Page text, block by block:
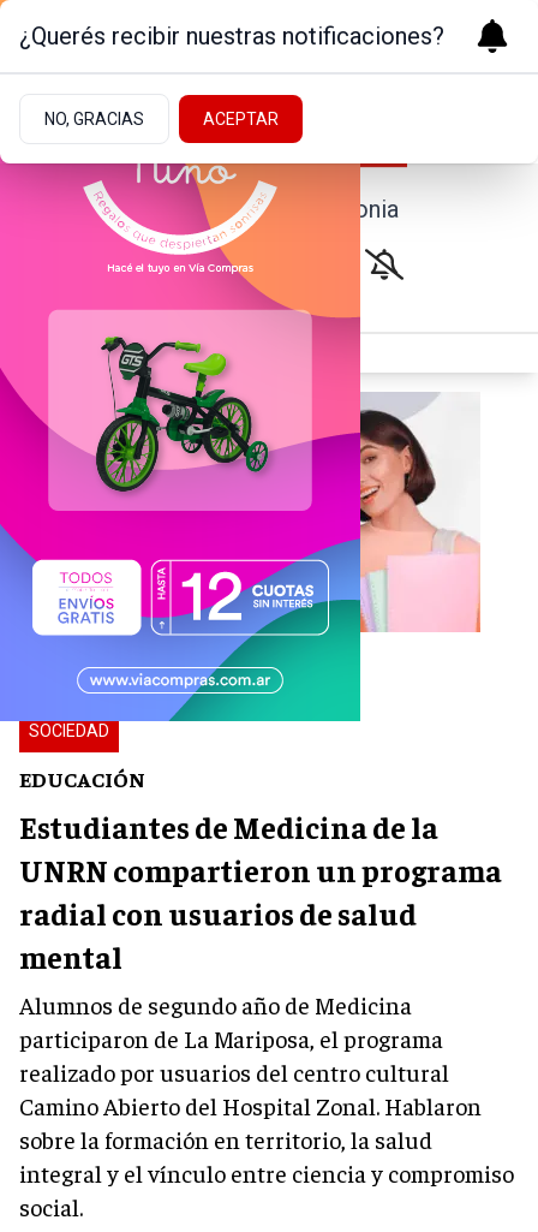
Noticias de la Patagonia
SOCIEDAD
EDUCACIÓN
Estudiantes de Medicina de la
UNRN compartieron un programa
radial con usuarios de salud
mental
Alumnos de segundo año de Medicina
participaron de La Mariposa, el programa
realizado por usuarios del centro cultural
Camino Abierto del Hospital Zonal. Hablaron
sobre la formación en territorio, la salud
integral y el vínculo entre ciencia y compromiso
social.
¿Querés recibir nuestras notificaciones?
NO, GRACIAS ACEPTAR